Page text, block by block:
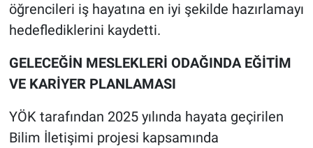
öğrencileri iş hayatına en iyi şekilde hazırlamayı
hedeflediklerini kaydetti.
GELECEĞİN MESLEKLERİ ODAĞINDA EĞİTİM
VE KARİYER PLANLAMASI
YÖK tarafından 2025 yılında hayata geçirilen
Bilim İletişimi projesi kapsamında